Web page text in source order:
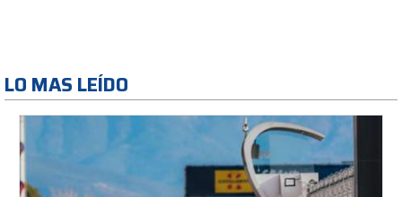
LO MAS LEÍDO